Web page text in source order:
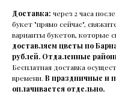
Доставка: через 2 часа
букет "прямо сейчас",
варианты букетов, которые
доставляем цветы по
рублей. Отдаленные
Бесплатная доставка
времени. В праздничные и
оплачивается отдельно.